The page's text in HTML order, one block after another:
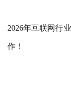
2026年互联网行
作！